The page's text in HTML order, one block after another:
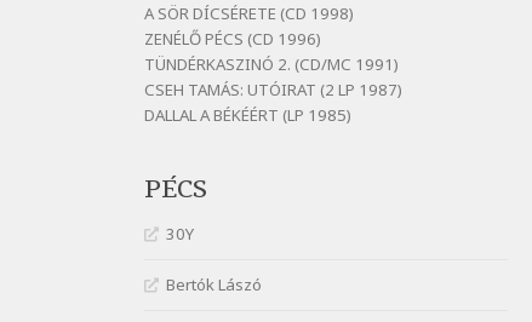
Bornemissza Endre: Szitakötő
Szélkiáltó
Detlev von Liliencron:
Bölcsődal
Fenyvesi Béla: Lesz-e még
menedék?
Szélkiáltó
A SÖR DÍCSÉRETE (CD 1998)
ZENÉLŐ PÉCS (CD 1996)
TÜNDÉRKASZINÓ 2. (CD/MC 1991)
CSEH TAMÁS: UTÓIRAT (2 LP 1987)
DALLAL A BÉKÉÉRT (LP 1985)
PÉCS
30Y
Bertók Lászó